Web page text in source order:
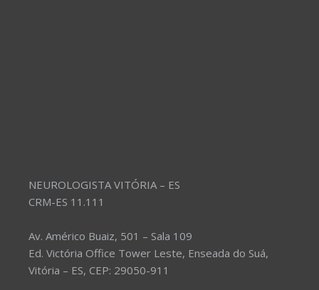
NEUROLOGISTA VITÓRIA – ES
CRM-ES 11.111
Av. Américo Buaiz, 501 – Sala 109
Ed. Victória Office Tower Leste, Enseada do Suá,
Vitória – ES, CEP: 29050-911